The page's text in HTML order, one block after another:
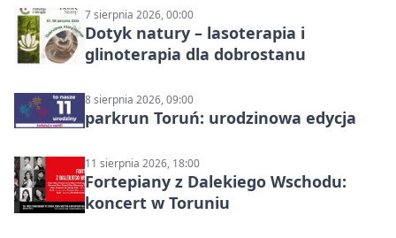
7 sierpnia 2026, 00:00
Dotyk natury – lasoterapia i
glinoterapia dla dobrostanu
8 sierpnia 2026, 09:00
parkrun Toruń: urodzinowa edycja
11 sierpnia 2026, 18:00
Fortepiany z Dalekiego Wschodu:
koncert w Toruniu